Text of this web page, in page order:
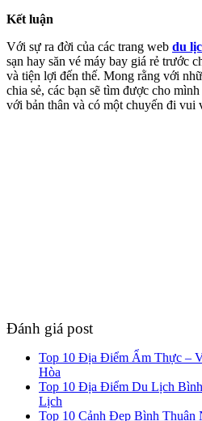
Kết luận
Với sự ra đời của các trang web du
sạn hay săn vé máy bay giá rẻ trước
và tiện lợi đến thế. Mong rằng với
chia sẻ, các bạn sẽ tìm được cho
với bản thân và có một chuyến đi vui
Đánh giá post
Top 10 Địa Điểm Ẩm Thực –
Hòa
Top 10 Địa Điểm Du Lịch
Lịch
Top 10 Cảnh Đẹp Bình Thuận